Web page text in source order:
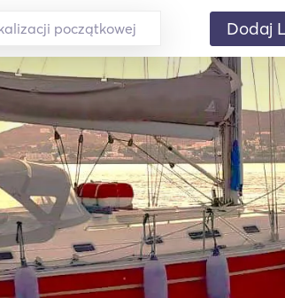
Dodaj